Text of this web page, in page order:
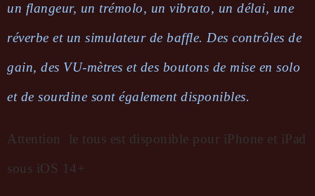
un flan­geur, un trémolo, un vibrato, un délai, une
réverbe et un simu­la­teur de baffle. Des contrôles de
gain, des VU-mètres et des boutons de mise en solo
et de sour­dine sont égale­ment dispo­nibles.
Attention le tous est disponible pour iPhone et iPad
sous iOS 14+